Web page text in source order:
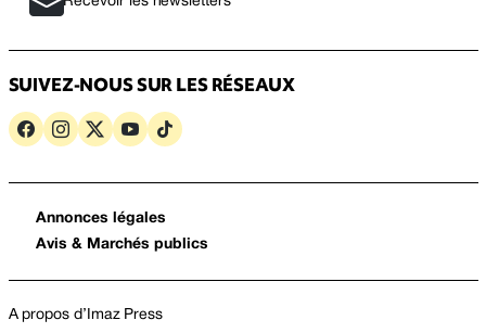
SUIVEZ-NOUS SUR LES RÉSEAUX
Annonces légales
Avis & Marchés publics
A propos d’Imaz Press